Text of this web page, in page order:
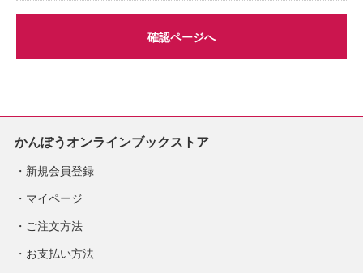
確認ページへ
かんぽうオンラインブックストア
新規会員登録
マイページ
ご注文方法
お支払い方法